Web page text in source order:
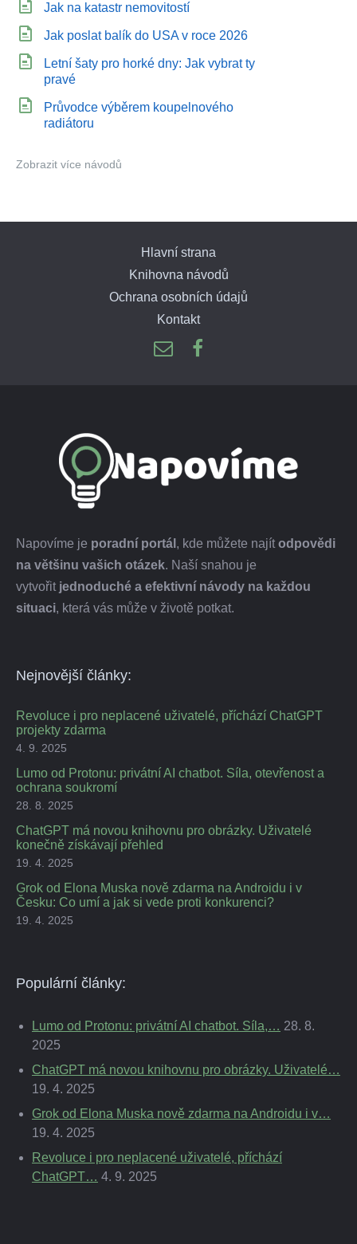
Jak na katastr nemovitostí
Jak poslat balík do USA v roce 2026
Letní šaty pro horké dny: Jak vybrat ty
pravé
Průvodce výběrem koupelnového
radiátoru
Zobrazit více návodů
Hlavní strana
Knihovna návodů
Ochrana osobních údajů
Kontakt
Napovíme je poradní portál , kde můžete najít odpovědi
na většinu vašich otázek. Naší snahou je
vytvořit jednoduché a efektivní návody na každou
situaci, která vás může v životě potkat.
Nejnovější články:
Revoluce i pro neplacené uživatelé, příchází ChatGPT
projekty zdarma
4. 9. 2025
Lumo od Protonu: privátní AI chatbot. Síla, otevřenost a
ochrana soukromí
28. 8. 2025
ChatGPT má novou knihovnu pro obrázky. Uživatelé
konečně získávají přehled
19. 4. 2025
Grok od Elona Muska nově zdarma na Androidu i v
Česku: Co umí a jak si vede proti konkurenci?
19. 4. 2025
Populární články:
Lumo od Protonu: privátní AI chatbot. Síla,… 28. 8.
2025
ChatGPT má novou knihovnu pro obrázky. Uživatelé…
19. 4. 2025
Grok od Elona Muska nově zdarma na Androidu i v…
19. 4. 2025
Revoluce i pro neplacené uživatelé, příchází
ChatGPT… 4. 9. 2025